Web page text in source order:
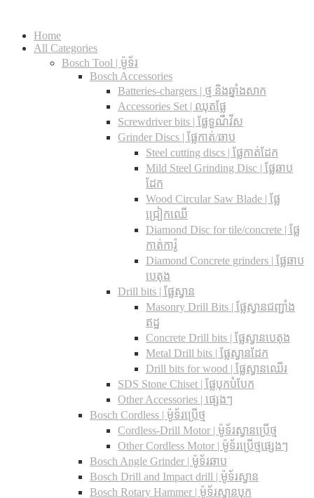
Home
All Categories
Bosch Tool | ម៉ូទ័រ
Bosch Accessories
Batteries-chargers | ថ្ម និងឆ្នាំងសាក
Accessories Set | ឈុតផ្លែ
Screwdriver bits | ផ្លែទួណឺវីស
Grinder Discs |​ ផ្លែកាត់/ឆាប
Steel cutting discs |​ ផ្លែកាត់ដែក
Mild Steel Grinding Disc | ផ្លែឆាប
ដែក
Wood Circular Saw Blade | ផ្លែ
ជ្រៀកឈើ
Diamond Disc for tile/concrete​ | ផ្លែ
កាត់ការ៉ូ
Diamond Concrete grinders | ផ្លែឆាប
បេតុង
Drill bits |​ ផ្លែស្វាន
Masonry Drill Bits |​ ផ្លែស្វានជញ្ជាំង
ឥដ្ឋ
Concrete Drill bits |​ ផ្លែស្វានបេតុង
Metal Drill bits |​ ផ្លែស្វានដែក
Drill bits for wood |​ ផ្លែស្វានឈើរ
SDS Stone Chiset |​ ផ្លែបុកបំបែក
Other Accessories | ផ្សេងៗ
Bosch Cordless | ម៉ូទ័រប្រើថ្ម
Cordless-Drill Motor | ម៉ូទ័រស្វានប្រើថ្ម
Other Cordless Motor | ម៉ូទ័រប្រើថ្មផ្សេងៗ
Bosch Angle Grinder | ម៉ូទ័រឆាប
Bosch Drill and Impact drill | ម៉ូទ័រស្វាន
Bosch Rotary Hammer | ម៉ូទ័រស្វានបុក